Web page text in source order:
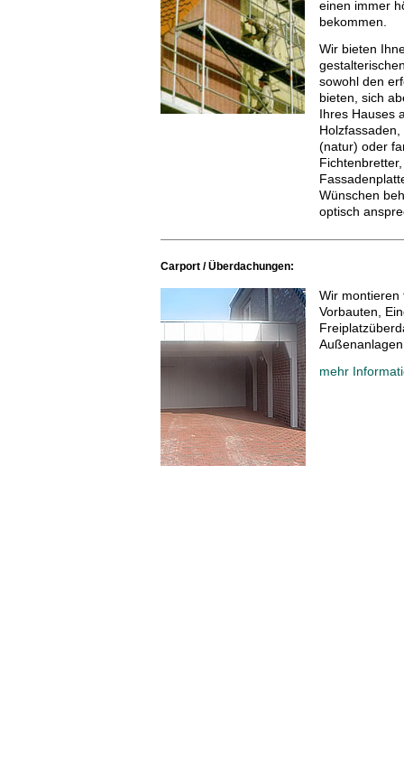
einen immer
bekommen.
Wir bieten
sowohl den
bieten, sich
Ihres Hauses
(natur) oder
Wünschen
optisch
Carport / Überdachungen:
Wir montieren
Vorbauten,
mehr